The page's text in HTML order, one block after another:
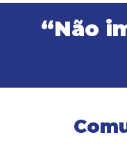
“Não